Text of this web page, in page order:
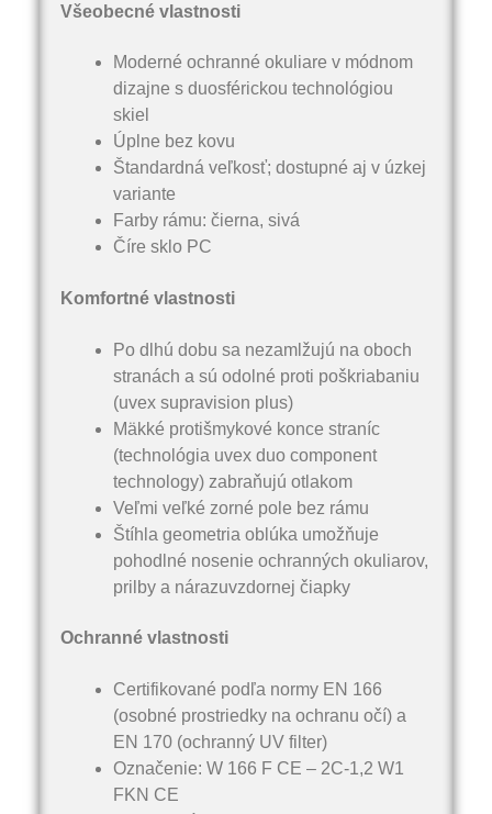
Všeobecné vlastnosti
Moderné ochranné okuliare v módnom
dizajne s duosférickou technológiou
skiel
Úplne bez kovu
Štandardná veľkosť; dostupné aj v úzkej
variante
Farby rámu: čierna, sivá
Číre sklo PC
Komfortné vlastnosti
Po dlhú dobu sa nezamlžujú na oboch
stranách a sú odolné proti poškriabaniu
(uvex supravision plus)
Mäkké protišmykové konce straníc
(technológia uvex duo component
technology) zabraňujú otlakom
Veľmi veľké zorné pole bez rámu
Štíhla geometria oblúka umožňuje
pohodlné nosenie ochranných okuliarov,
prilby a nárazuvzdornej čiapky
Ochranné vlastnosti
Certifikované podľa normy EN 166
(osobné prostriedky na ochranu očí) a
EN 170 (ochranný UV filter)
Označenie: W 166 F CE – 2C-1,2 W1
FKN CE